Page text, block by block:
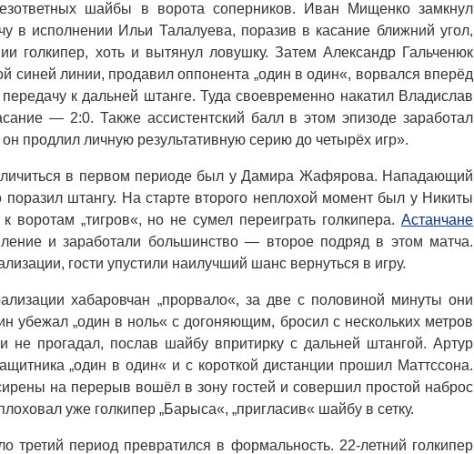
шайбы в ворота соперников. Иван Мищенко замкнул
в исполнении Ильи Талалуева, поразив в касание ближний угол,
голкипер, хоть и вытянул ловушку. Затем Александр Гальченюк
синей линии, продавил оппонента „один в один«, ворвался вперёд
к дальней штанге. Туда своевременно накатил Владислав
— 2:0. Также ассистентский балл в этом эпизоде заработал
продлил личную результативную серию до четырёх игр».
в первом периоде был у Дамира Жафярова. Нападающий
поразил штангу. На старте второго неплохой момент был у Никиты
воротам „тигров«, но не сумел переиграть голкипера. Астанчане
и заработали большинство — второе подряд в этом матча.
гости упустили наилучший шанс вернуться в игру.
хабаровчан „прорвало«, за две с половиной минуты они
убежал „один в ноль« с догоняющим, бросил с нескольких метров
прогадал, послав шайбу впритирку с дальней штангой. Артур
„один в один« и с короткой дистанции прошил Маттссона.
на перерыв вошёл в зону гостей и совершил простой наброс
уже голкипер „Барыса«, „пригласив« шайбу в сетку.
третий период превратился в формальность. 22-летний голкипер